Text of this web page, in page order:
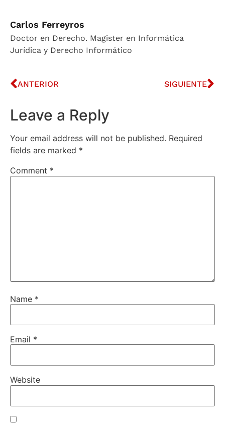
Carlos Ferreyros
Doctor en Derecho. Magister en Informática
Jurídica y Derecho Informático
ANTERIOR SIGUIENTE
Leave a Reply
Your email address will not be published. Required
fields are marked *
Comment *
Name *
Email *
Website